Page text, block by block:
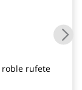
roble rufete